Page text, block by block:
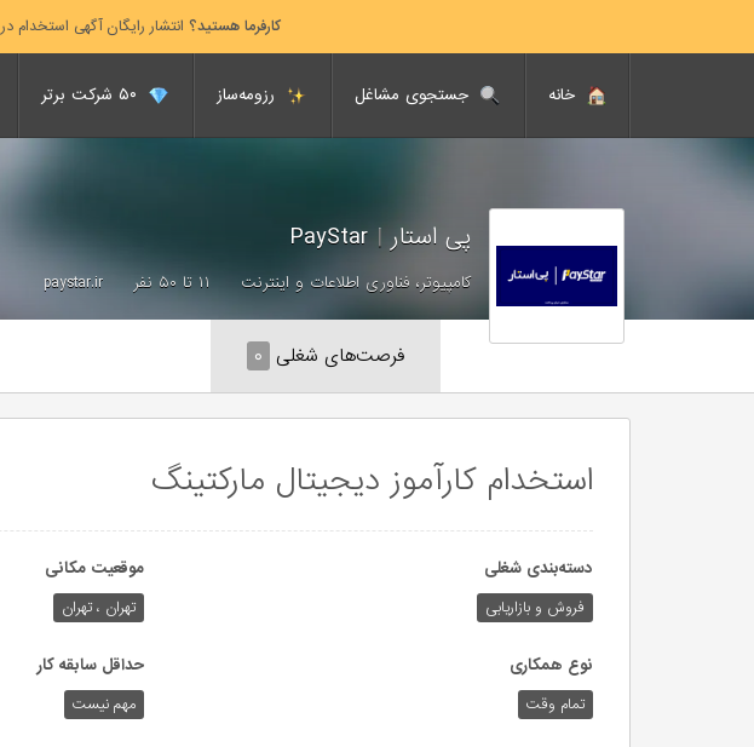
کارفرما هستید؟ انتشار رایگان آگهی استخدام در ۲۵ استان و ۲۶ دسته‌بندی شغلی
خانه جستجوی مشاغل رزومه‌ساز
پی استار |
کامپیوتر، فناوری اطلاعات و اینترنت ۱۱ تا ۵۰ نفر paystar.ir
فرصت‌های شغلی ۰
استخدام کارآموز دیجیتال مارکتینگ
دسته‌بندی شغلی
فروش و بازاریابی
موقعیت مکانی
تهران ، تهران
نوع همکاری
تمام وقت
حداقل سابقه کار
مهم نیست